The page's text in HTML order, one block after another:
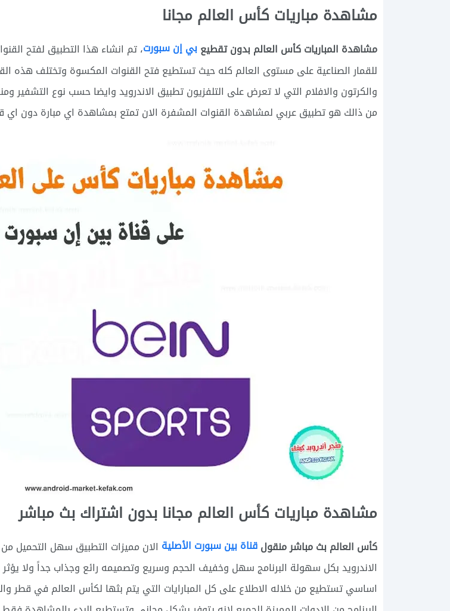
مشاهدة مباريات كأس العالم مجانا
مشاهدة المباريات كأس العالم بدون تقطيعبي إن سبورت، تم انشاء هذا التطبيق لفتح
للقمار الصناعية على مستوى العالم كله حيث تستطيع فتح القنوات المكسوة وتختلف هذه
والكرتون والافلام التي لا تعرض على التلفزيون تطبيق الاندرويد وايضا حسب نوع التشفير
من ذالك هو تطبيق عربي لمشاهدة القنوات المشفرة الان تمتع بمشاهدة اي مبارة دون اي
مشاهدة مباريات كأس العالم مجانا بدون اشتراك بث مباشر
كأس العالم بث مباشر منقولقناة بين سبورت الأصلية الان مميزات التطبيق سهل التحميل
الاندرويد بكل سهولة البرنامج سهل وخفيف الحجم وسريع وتصميمه رائع وجذاب جداً ولا
اساسي تستطيع من خلاله الاطلاع على كل المبارايات التي يتم بثها لكأس العالم في قطر